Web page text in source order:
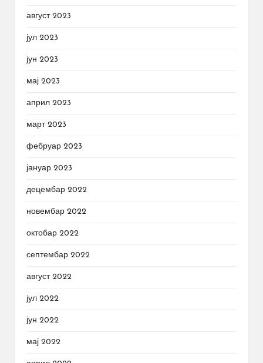
август 2023
јул 2023
јун 2023
мај 2023
април 2023
март 2023
фебруар 2023
јануар 2023
децембар 2022
новембар 2022
октобар 2022
септембар 2022
август 2022
јул 2022
јун 2022
мај 2022